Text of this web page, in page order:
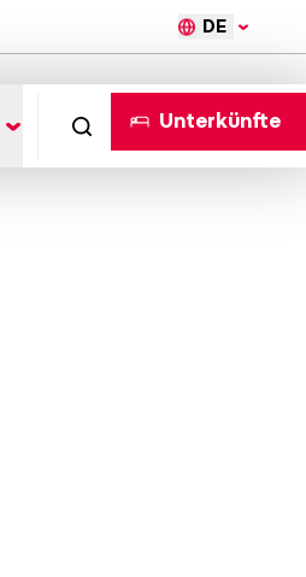
DE
Unterkünfte